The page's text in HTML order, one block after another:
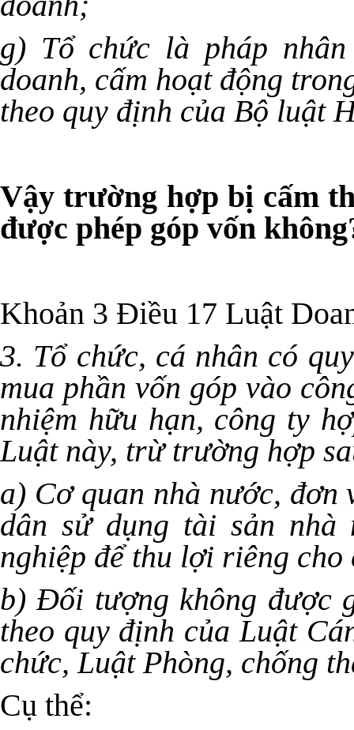
g) Tổ chức là pháp
doanh, cấm hoạt động
theo quy định của Bộ luật
Vậy trường hợp bị cấm
được phép góp vốn
Khoản 3 Điều 17 Luật
3. Tổ chức, cá nhân có
mua phần vốn góp vào
nhiệm hữu hạn, công ty
Luật này, trừ trường hợp
a) Cơ quan nhà nước,
dân sử dụng tài sản nhà
nghiệp để thu lợi riêng
b) Đối tượng không được
theo quy định của Luật
chức, Luật Phòng, chống
Cụ thể: